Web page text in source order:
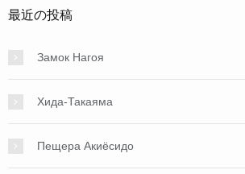
最近の投稿
Замок Нагоя
Хида-Такаяма
Пещера Акиёсидо